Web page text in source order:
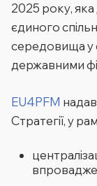
2025 року,
єдиного
середовища у
державними
EU4PFM
Стратегії, у